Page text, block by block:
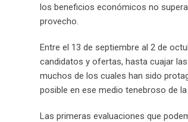
los beneficios económicos no
provecho.
Entre el 13 de septiembre al 2 de
candidatos y ofertas, hasta cuajar
muchos de los cuales han sido
posible en ese medio tenebroso de
Las primeras evaluaciones que